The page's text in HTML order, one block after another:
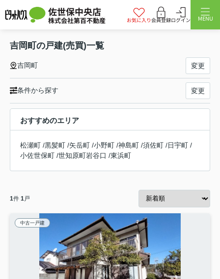
佐世保中央店
株式会社第百不動産 お気に入り会員登録ログイン MENU
吉岡町の戸建(売買)一覧
吉岡町 変更
条件から探す 変更
おすすめのエリア
松瀬町 /黒髪町 /矢岳町 /小野町 /神島町 /須佐町 /日宇町 /
小佐世保町 /世知原町岩谷口 /東浜町
1件 1 戸
中古一戸建